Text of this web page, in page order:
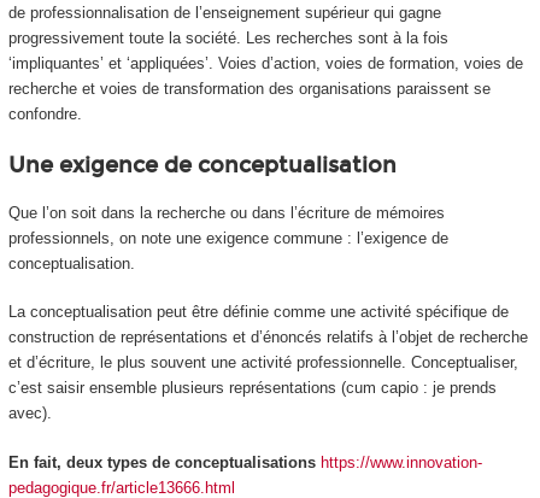
de professionnalisation de l’enseignement supérieurqui gagne
progressivement toute la société. Les recherches sont à la fois
‘impliquantes’ et ‘appliquées’. Voies d’action, voies de formation, voies de
recherche et voies de transformation des organisations paraissent se
confondre.
Une exigence de conceptualisation
Que l’on soit dans la recherche ou dans l’écriture de mémoires
professionnels, on note une exigence commune : l’exigence de
conceptualisation.
La conceptualisation peut être définie comme une activité spécifique de
construction de représentations et d’énoncés relatifs à l’objet de recherche
et d’écriture, le plus souvent une activité professionnelle. Conceptualiser,
c’est saisir ensemble plusieurs représentations (cum capio: je prends
avec).
En fait, deux types de conceptualisations https://www.innovation-
pedagogique.fr/article13666.html